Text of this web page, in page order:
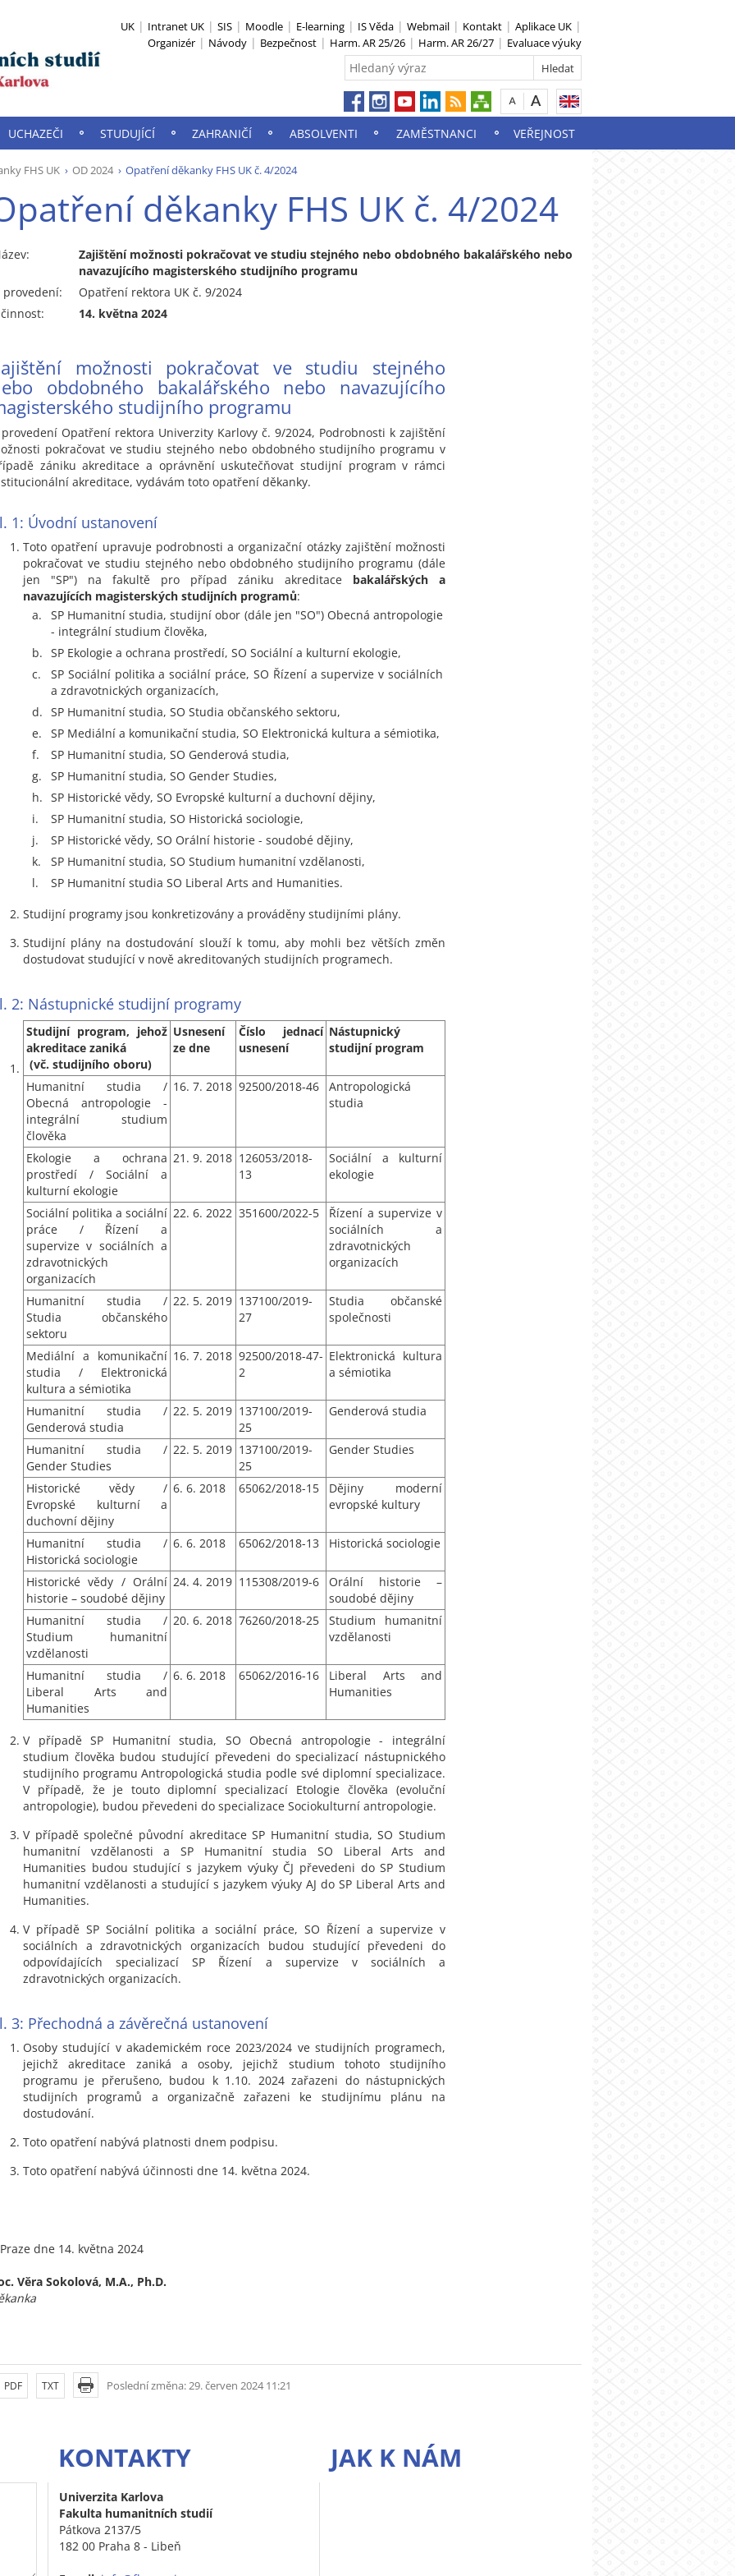
UK Intranet UK SIS Moodle E-learning IS Věda Webmail Kontakt
Aplikace UK
Organizér
Návody Bezpečnost Harm. AR 25/26 Harm. AR 26/27 Evaluace výuky
UCHAZEČI STUDUJÍCÍ ZAHRANIČÍ ABSOLVENTI ZAMĚSTNANCI VEŘEJNOST
FHS UK OD 2024 Opatření děkanky FHS UK č. 4/2024
děkanky FHS UK č. 4/2024
Zajištění možnosti pokračovat ve studiu stejného nebo obdobného bakalářského nebo
navazujícího magisterského studijního programu
provedení:
Opatření rektora UK č. 9/2024
14. května 2024
možnosti pokračovat ve studiu stejného
obdobného bakalářského nebo navazujícího
studijního programu
Opatření rektora Univerzity Karlovy č. 9/2024, Podrobnosti k zajištění
pokračovat ve studiu stejného nebo obdobného studijního programu v
zániku akreditace a oprávnění uskutečňovat studijní program v rámci
akreditace, vydávám toto opatření děkanky.
1: Úvodní ustanovení
Toto opatření upravuje podrobnosti a organizační otázky zajištění možnosti
pokračovat ve studiu stejného nebo obdobného studijního programu (dále
jen "SP") na fakultě pro případ zániku akreditace bakalářských a
navazujících magisterských studijních programů:
a.
SP Humanitní studia, studijní obor (dále jen "SO") Obecná antropologie
- integrální studium člověka,
b. SP Ekologie a ochrana prostředí, SO Sociální a kulturní ekologie,
c.
SP Sociální politika a sociální práce, SO Řízení a supervize v sociálních
a zdravotnických organizacích,
d. SP Humanitní studia, SO Studia občanského sektoru,
e.
SP Mediální a komunikační studia, SO Elektronická kultura a sémiotika,
f.
SP Humanitní studia, SO Genderová studia,
g.
SP Humanitní studia, SO Gender Studies,
h. SP Historické vědy, SO Evropské kulturní a duchovní dějiny,
i.
SP Humanitní studia, SO Historická sociologie,
j.
SP Historické vědy, SO Orální historie - soudobé dějiny,
k.
SP Humanitní studia, SO Studium humanitní vzdělanosti,
l.
SP Humanitní studia SO Liberal Arts and Humanities.
Studijní programy jsou konkretizovány a prováděny studijními plány.
Studijní plány na dostudování slouží k tomu, aby mohli bez větších změn
dostudovat studující v nově akreditovaných studijních programech.
2: Nástupnické studijní programy
Studijní program, jehož
akreditace zaniká
(vč. studijního oboru)
Usnesení
ze dne
Číslo jednací
usnesení
Nástupnický
studijní program
Humanitní studia /
Obecná antropologie -
integrální studium
člověka
16. 7. 2018 92500/2018-46
Antropologická
studia
Ekologie a ochrana
prostředí / Sociální a
kulturní ekologie
21. 9. 2018 126053/2018-
13
Sociální a kulturní
ekologie
Sociální politika a sociální
práce / Řízení a
supervize v sociálních a
zdravotnických
organizacích
22. 6. 2022 351600/2022-5
Řízení a supervize v
sociálních a
zdravotnických
organizacích
Humanitní studia /
Studia občanského
sektoru
22. 5. 2019 137100/2019-
27
Studia občanské
společnosti
Mediální a komunikační
studia / Elektronická
kultura a sémiotika
16. 7. 2018 92500/2018-47-
2
Elektronická kultura
a sémiotika
Humanitní studia /
Genderová studia
22. 5. 2019 137100/2019-
25
Genderová studia
Humanitní studia /
Gender Studies
22. 5. 2019 137100/2019-
25
Gender Studies
Historické vědy /
Evropské kulturní a
duchovní dějiny
6. 6. 2018 65062/2018-15
Dějiny moderní
evropské kultury
Humanitní studia /
Historická sociologie
6. 6. 2018 65062/2018-13 Historická sociologie
Historické vědy / Orální
historie – soudobé dějiny
24. 4. 2019 115308/2019-6
Orální historie –
soudobé dějiny
Humanitní studia /
Studium humanitní
vzdělanosti
20. 6. 2018 76260/2018-25
Studium humanitní
vzdělanosti
Humanitní studia /
Liberal Arts and
Humanities
6. 6. 2018 65062/2016-16
Liberal Arts and
Humanities
V případě SP Humanitní studia, SO Obecná antropologie - integrální
studium člověka budou studující převedeni do specializací nástupnického
studijního programu Antropologická studia podle své diplomní specializace.
V případě, že je touto diplomní specializací Etologie člověka (evoluční
antropologie), budou převedeni do specializace Sociokulturní antropologie.
V případě společné původní akreditace SP Humanitní studia, SO Studium
humanitní vzdělanosti a SP Humanitní studia SO Liberal Arts and
Humanities budou studující s jazykem výuky ČJ převedeni do SP Studium
humanitní vzdělanosti a studující s jazykem výuky AJ do SP Liberal Arts and
Humanities.
V případě SP Sociální politika a sociální práce, SO Řízení a supervize v
sociálních a zdravotnických organizacích budou studující převedeni do
odpovídajících specializací SP Řízení a supervize v sociálních a
zdravotnických organizacích.
3: Přechodná a závěrečná ustanovení
Osoby studující v akademickém roce 2023/2024 ve studijních programech,
jejichž akreditace zaniká a osoby, jejichž studium tohoto studijního
programu je přerušeno, budou k 1.10. 2024 zařazeni do nástupnických
studijních programů a organizačně zařazeni ke studijnímu plánu na
dostudování.
Toto opatření nabývá platnosti dnem podpisu.
Toto opatření nabývá účinnosti dne 14. května 2024.
dne 14. května 2024
Věra Sokolová, M.A., Ph.D.
Poslední změna: 29. červen 2024 11:21
PDF TXT
KONTAKTY
Univerzita Karlova
Fakulta humanitních studií
Pátkova 2137/5
182 00 Praha 8 - Libeň
JAK K NÁM